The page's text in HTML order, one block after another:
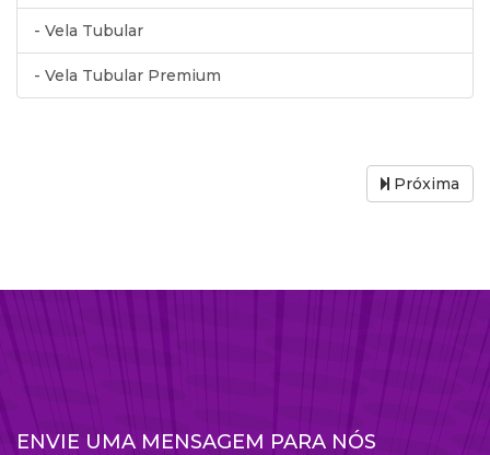
- Vela Tubular
- Vela Tubular Premium
Próxima
ENVIE UMA MENSAGEM PARA NÓS